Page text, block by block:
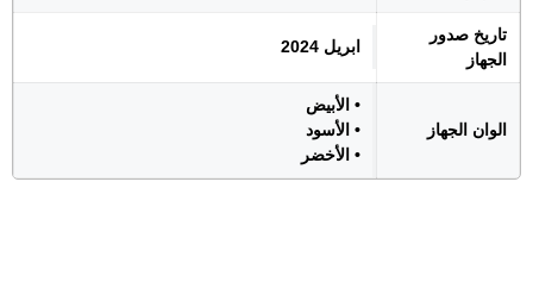
تاريخ صدور
الجهاز
ابريل 2024
الوان الجهاز
• الأبيض
• الأسود
• الأخضر